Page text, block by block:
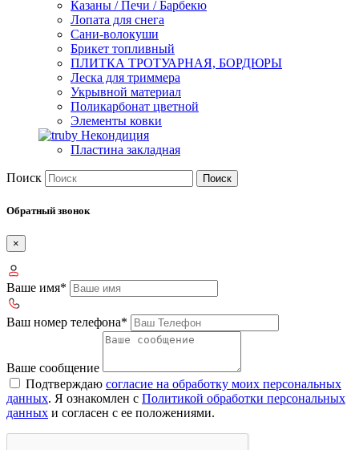
Казаны / Печи / Барбекю
Лопата для снега
Сани-волокуши
Брикет топливный
ПЛИТКА ТРОТУАРНАЯ, БОРДЮРЫ
Леска для триммера
Укрывной материал
Поликарбонат цветной
Элементы ковки
Некондиция
Пластина закладная
Поиск Поиск
Обратный звонок
×
Ваше имя*
Ваш номер телефона*
Ваше сообщение
Подтверждаю согласие на обработку моих персональных
данных. Я ознакомлен с Политикой обработки персональных
данных и согласен с ее положениями.